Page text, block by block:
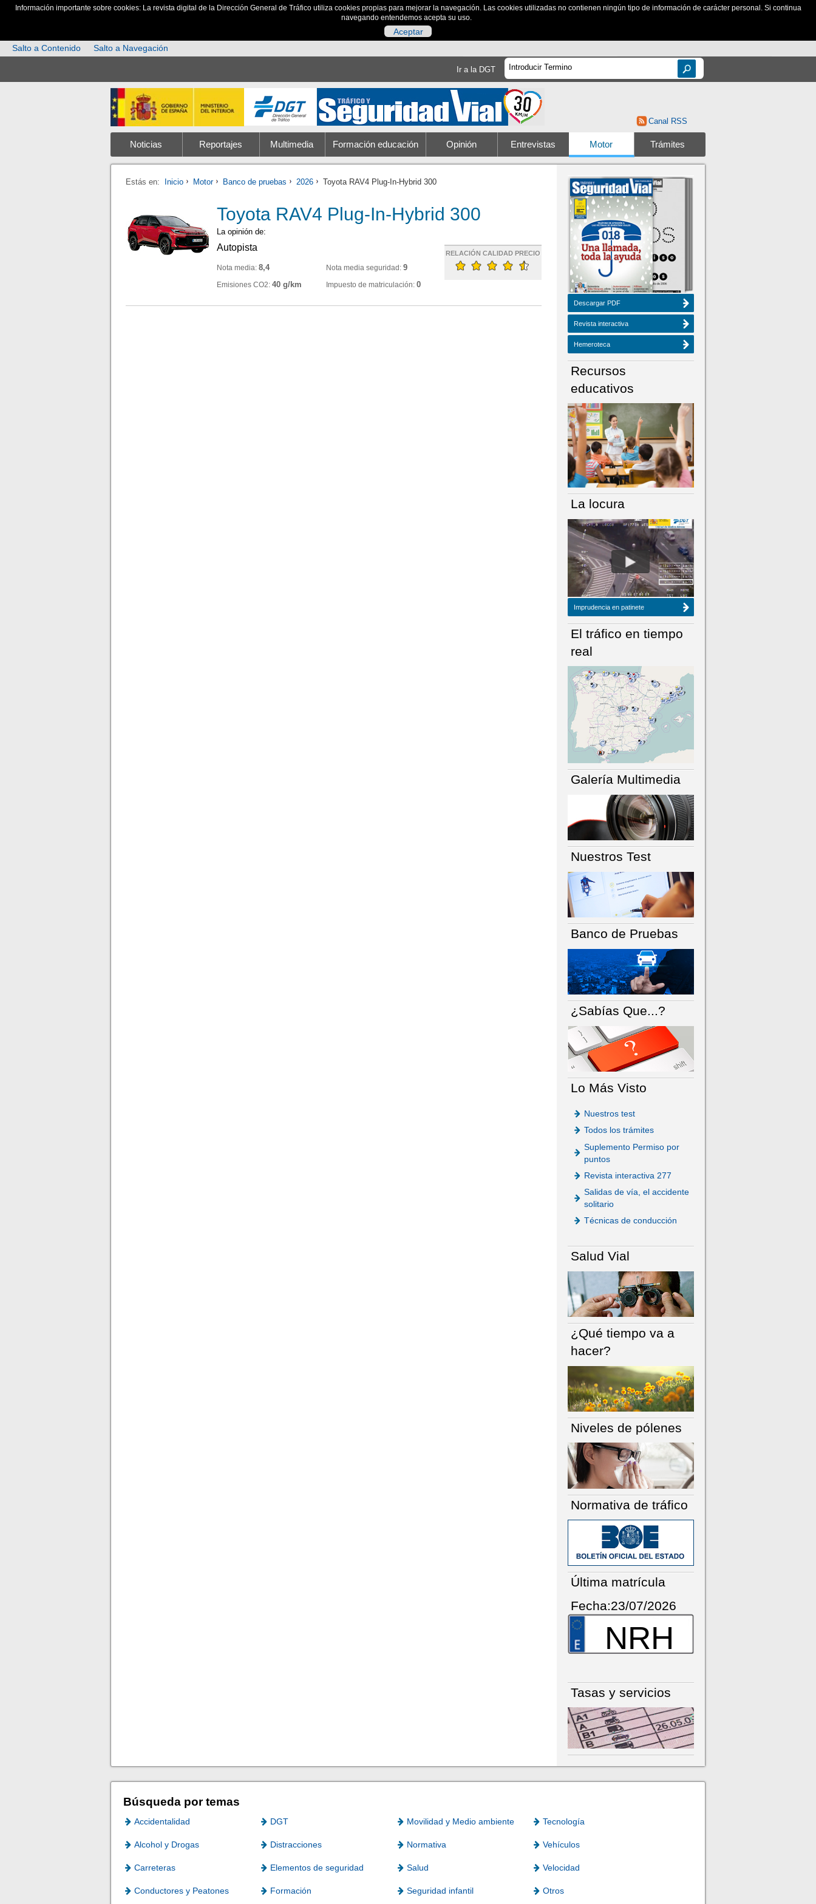
Información importante sobre cookies: La revista digital de la Dirección General de Tráfico utiliza cookies propias para mejorar la navegación. Las cookies utilizadas no contienen ningún tipo de información de carácter personal. Si continua
navegando entendemos acepta su uso.
Aceptar
Salto a Contenido
Salto a Navegación
Ir a la DGT
Canal RSS
Noticias Reportajes Multimedia Formación educación Opinión Entrevistas Motor Trámites
Estás en: Inicio Motor Banco de pruebas 2026 Toyota RAV4 Plug-In-Hybrid 300
Toyota RAV4 Plug-In-Hybrid 300
La opinión de:
Autopista
Nota media:8,4 Nota media seguridad: 9
Emisiones CO2:40 g/km Impuesto de matriculación: 0
RELACIÓN CALIDAD PRECIO
NÚMERO ACTUAL HEMEROTECA
Descargar PDF
Revista interactiva
Hemeroteca
Recursos
educativos
La locura
Imprudencia en patinete
El tráfico en tiempo
real
Galería Multimedia
Nuestros Test
Banco de Pruebas
¿Sabías Que...?
Lo Más Visto
Nuestros test
Todos los trámites
Suplemento Permiso por
puntos
Revista interactiva 277
Salidas de vía, el accidente
solitario
Técnicas de conducción
Salud Vial
¿Qué tiempo va a
hacer?
Niveles de pólenes
Normativa de tráfico
Última matrícula
Fecha:23/07/2026
NRH
Tasas y servicios
Búsqueda por temas
Accidentalidad DGT Movilidad y Medio ambiente Tecnología
Alcohol y Drogas Distracciones Normativa Vehículos
Carreteras Elementos de seguridad Salud Velocidad
Conductores y Peatones Formación Seguridad infantil Otros